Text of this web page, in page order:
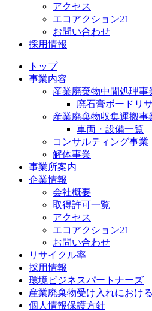
アクセス
エコアクション21
お問い合わせ
採用情報
トップ
事業内容
産業廃棄物中間処理事
廃石膏ボードリ
産業廃棄物収集運搬事
車両・設備一覧
コンサルティング事業
解体事業
事業所案内
企業情報
会社概要
取得許可一覧
アクセス
エコアクション21
お問い合わせ
リサイクル率
採用情報
環境ビジネスパートナーズ
産業廃棄物受け入れにおけ
個人情報保護方針